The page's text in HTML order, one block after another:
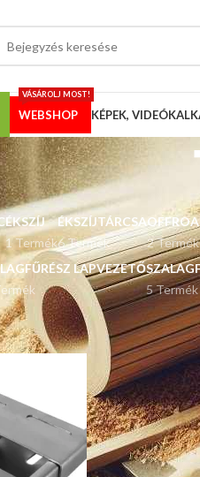
WEBSHOP
VÁSÁROLJ MOST!
KÉPEK, VIDEÓK
ÉKSZÍJ
1 Termék
ÉKSZÍJTÁRCSA
6 Termék
2 Termék
LAPVEZETŐ
5 Termék
/ 180